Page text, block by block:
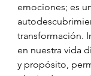
emociones; es
transformación.
en nuestra vida
y propósito,